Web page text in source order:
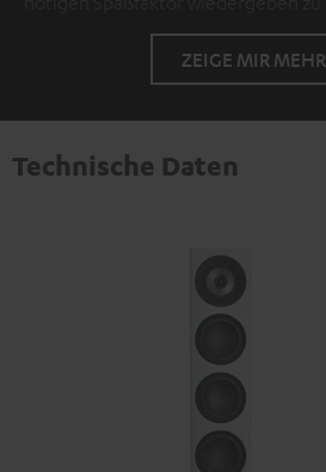
ZEIGE MIR MEHR
Technische Daten